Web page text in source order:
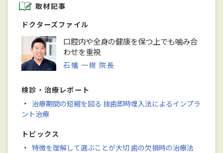
取材記事
ドクターズファイル
口腔内や全身の健康を保つ上でも噛み合
わせを重視
石幡 一樹 院長
検診・治療レポート
・ 治療期間の短縮を図る 抜歯即時埋入法によるインプラ
ント治療
トピックス
・ 特徴を理解して選ぶことが大切 歯の欠損時の治療法